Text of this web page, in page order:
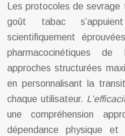
Les protocoles de
goût tabac
scientifiquement
pharmacocinétiques
approches structurées
en personnalisant la
chaque utilisateur.
une compréhension
dépendance physique et